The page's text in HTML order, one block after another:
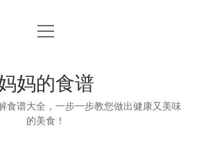
首页
open
妈的食谱
食谱大全，一步一步教您做出健康又美味
的美食！